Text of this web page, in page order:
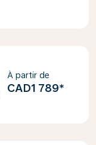
À partir de
CAD1 789*